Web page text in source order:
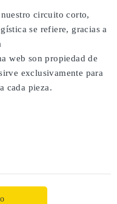
circuito corto,
se refiere, gracias a
web son propiedad de
exclusivamente para
cada pieza.